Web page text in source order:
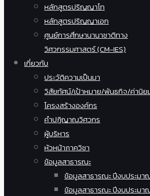
หลักสูตรปริญญาโท
หลักสูตรปริญญาเอก
ศูนย์การศึกษานานาชาติทาง
วิศวกรรมศาสตร์ (CM-IES)
เกี่ยวกับ
ประวัติความเป็นมา
วิสัยทัศน์/เป้าหมาย/พันธกิจ/ค่านิย
โครงสร้างองค์กร
คำปฏิญาณวิศวกร
ผู้บริหาร
หัวหน้าภาควิชา
ข้อมูลสาธารณะ
ข้อมูลสาธารณะ ปีงบประมา
ข้อมูลสาธารณะ ปีงบประมา